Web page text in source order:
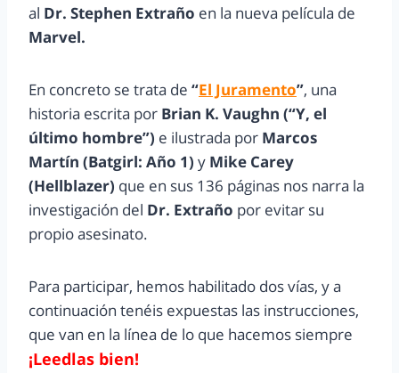
al Dr. Stephen Extraño en la nueva película de
Marvel.
En concreto se trata de “El Juramento”, una
historia escrita por Brian K. Vaughn (“Y, el
último hombre”) e ilustrada por Marcos
Martín (Batgirl: Año 1) y Mike Carey
(Hellblazer) que en sus 136 páginas nos narra la
investigación del Dr. Extraño por evitar su
propio asesinato.
Para participar, hemos habilitado dos vías, y a
continuación tenéis expuestas las instrucciones,
que van en la línea de lo que hacemos siempre
¡Leedlas bien!